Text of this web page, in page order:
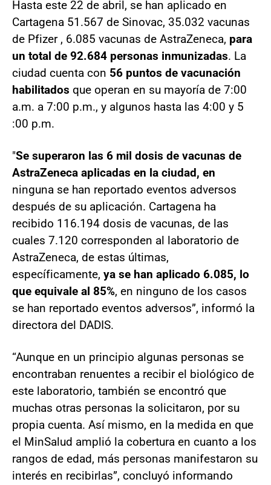
Hasta este 22 de abril, se han aplicado en
Cartagena 51.567 de Sinovac, 35.032 vacunas
de Pfizer , 6.085 vacunas de AstraZeneca, para
un total de 92.684 personas inmunizadas. La
ciudad cuenta con 56 puntos de vacunación
habilitados que operan en su mayoría de 7:00
a.m. a 7:00 p.m., y algunos hasta las 4:00 y 5
:00 p.m.
"Se superaron las 6 mil dosis de vacunas de
AstraZeneca aplicadas en la ciudad, en
ninguna se han reportado eventos adversos
después de su aplicación. Cartagena ha
recibido 116.194 dosis de vacunas, de las
cuales 7.120 corresponden al laboratorio de
AstraZeneca, de estas últimas,
específicamente, ya se han aplicado 6.085, lo
que equivale al 85%, en ninguno de los casos
se han reportado eventos adversos”, informó la
directora del DADIS.
“Aunque en un principio algunas personas se
encontraban renuentes a recibir el biológico de
este laboratorio, también se encontró que
muchas otras personas la solicitaron, por su
propia cuenta. Así mismo, en la medida en que
el MinSalud amplió la cobertura en cuanto a los
rangos de edad, más personas manifestaron su
interés en recibirlas”, concluyó informando